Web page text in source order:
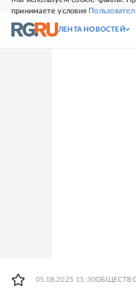
принимаете условия
СВЕЖИЙ НОМЕР
ЛЕНТА НОВОСТЕЙ
05.08.2025 15:30